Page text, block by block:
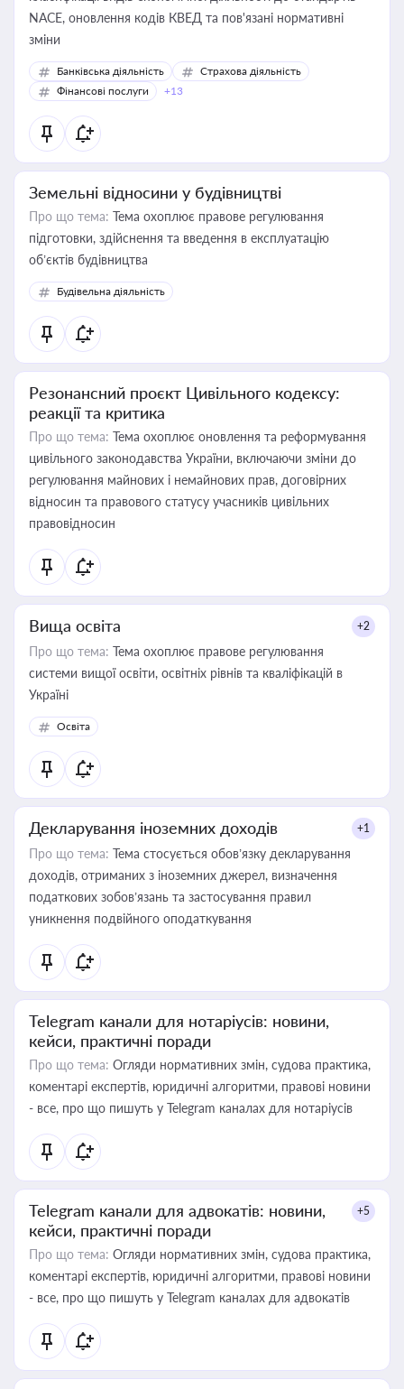
NACE, оновлення кодів КВЕД та пов'язані нормативні
зміни
Банківська діяльність
Страхова діяльність
Фінансові послуги
+13
Земельні відносини у будівництві
Про що тема: Тема охоплює правове регулювання
підготовки, здійснення та введення в експлуатацію
об’єктів будівництва
Будівельна діяльність
Резонансний проєкт Цивільного кодексу:
реакції та критика
Про що тема: Тема охоплює оновлення та реформування
цивільного законодавства України, включаючи зміни до
регулювання майнових і немайнових прав, договірних
відносин та правового статусу учасників цивільних
правовідносин
Вища освіта +2
Про що тема: Тема охоплює правове регулювання
системи вищої освіти, освітніх рівнів та кваліфікацій в
Україні
Освіта
Декларування іноземних доходів +1
Про що тема: Тема стосується обов’язку декларування
доходів, отриманих з іноземних джерел, визначення
податкових зобов’язань та застосування правил
уникнення подвійного оподаткування
Telegram канали для нотаріусів: новини,
кейси, практичні поради
Про що тема: Огляди нормативних змін, судова практика,
коментарі експертів, юридичні алгоритми, правові новини
- все, про що пишуть у Telegram каналах для нотаріусів
Telegram канали для адвокатів: новини,
кейси, практичні поради
+5
Про що тема: Огляди нормативних змін, судова практика,
коментарі експертів, юридичні алгоритми, правові новини
- все, про що пишуть у Telegram каналах для адвокатів